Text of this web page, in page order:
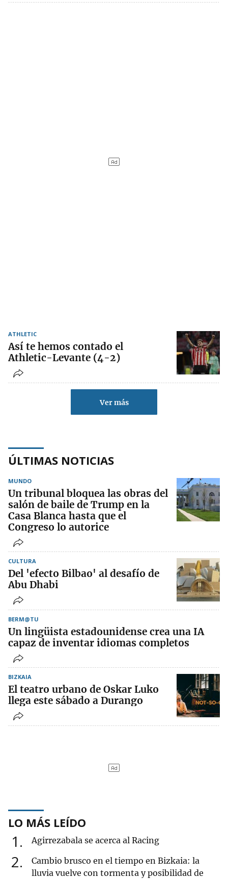
ATHLETIC
Así te hemos contado el
Athletic-Levante (4-2)
Ver más
ÚLTIMAS NOTICIAS
MUNDO
Un tribunal bloquea las obras del
salón de baile de Trump en la
Casa Blanca hasta que el
Congreso lo autorice
CULTURA
Del 'efecto Bilbao' al desafío de
Abu Dhabi
BERM@TU
Un lingüista estadounidense crea una IA
capaz de inventar idiomas completos
BIZKAIA
El teatro urbano de Oskar Luko
llega este sábado a Durango
LO MÁS LEÍDO
1 Agirrezabala se acerca al Racing
2
Cambio brusco en el tiempo en Bizkaia: la
lluvia vuelve con tormenta y posibilidad de